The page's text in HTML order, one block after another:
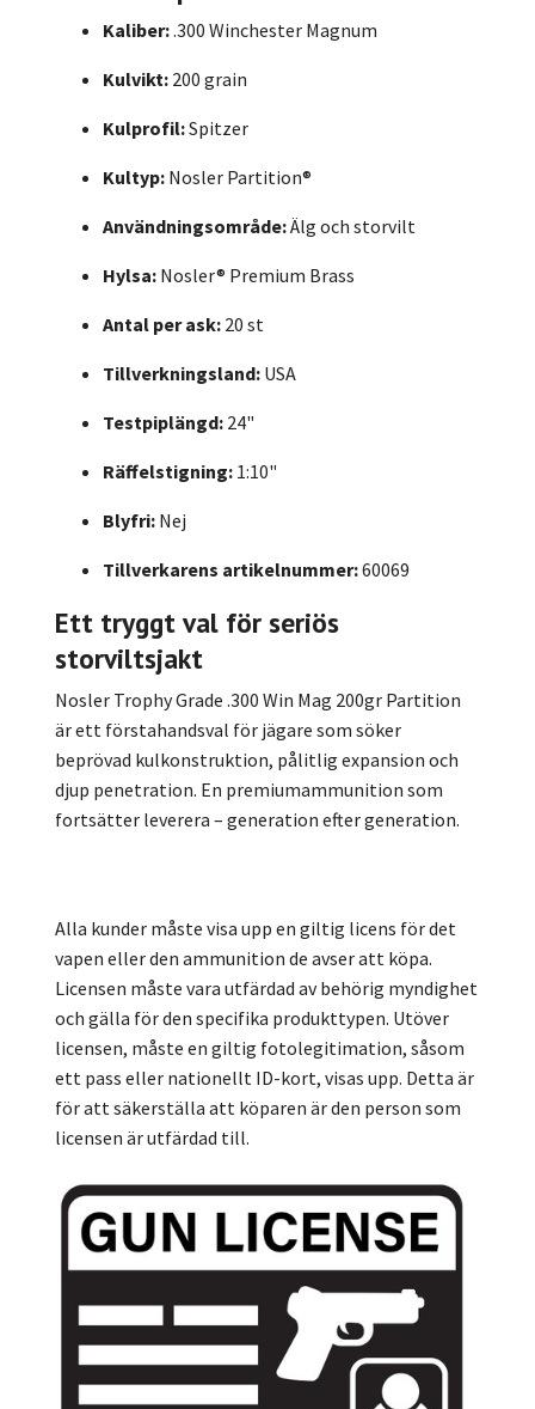
Kaliber:.300 Winchester Magnum
Kulvikt: 200 grain
Kulprofil:Spitzer
Kultyp: Nosler Partition®
Användningsområde:Älg och storvilt
Hylsa: Nosler® Premium Brass
Antal per ask: 20 st
Tillverkningsland: USA
Testpiplängd: 24"
Räffelstigning: 1:10"
Blyfri: Nej
Tillverkarens artikelnummer:60069
Ett tryggt val för seriös
storviltsjakt
Nosler Trophy Grade .300 Win Mag 200gr Partition
är ett förstahandsval för jägare som söker
beprövad kulkonstruktion, pålitlig expansion och
djup penetration. En premiumammunition som
fortsätter leverera – generation efter generation.
Alla kunder måste visa upp en giltig licens för det
vapen eller den ammunition de avser att köpa.
Licensen måste vara utfärdad av behörig myndighet
och gälla för den specifika produkttypen. Utöver
licensen, måste en giltig fotolegitimation, såsom
ett pass eller nationellt ID-kort, visas upp. Detta är
för att säkerställa att köparen är den person som
licensen är utfärdad till.